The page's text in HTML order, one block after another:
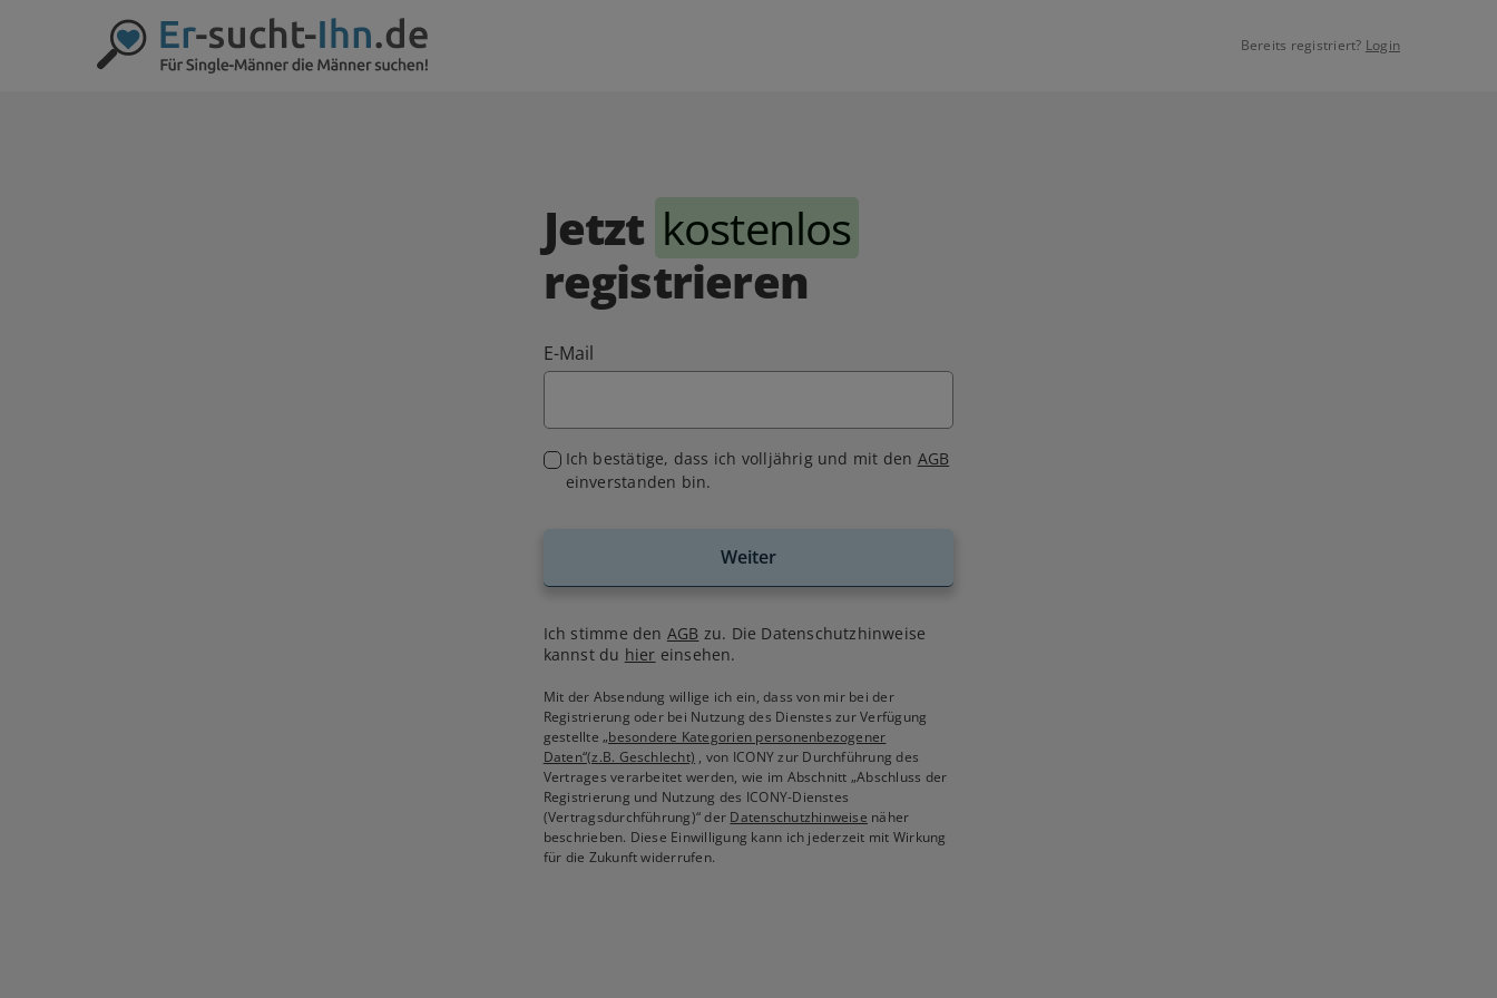
Bereits registriert? Login
Jetzt kostenlos
registrieren
E-Mail
Ich bestätige, dass ich volljährig und mit den AGB
einverstanden bin.
Weiter
Ich stimme den AGB zu. Die Datenschutzhinweise
kannst du hier einsehen.
Mit der Absendung willige ich ein, dass von mir bei der
Registrierung oder bei Nutzung des Dienstes zur Verfügung
gestellte„besondere Kategorien personenbezogener
Daten“(z.B. Geschlecht) , von ICONY zur Durchführung des
Vertrages verarbeitet werden, wie im Abschnitt „Abschluss der
Registrierung und Nutzung des ICONY-Dienstes
(Vertragsdurchführung)“ der Datenschutzhinweise näher
beschrieben. Diese Einwilligung kann ich jederzeit mit Wirkung
für die Zukunft widerrufen.